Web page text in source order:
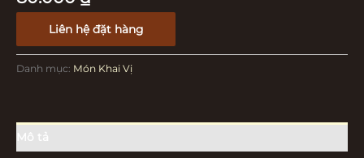
Liên hệ đặt hàng
Danh mục: Món Khai Vị
Mô tả